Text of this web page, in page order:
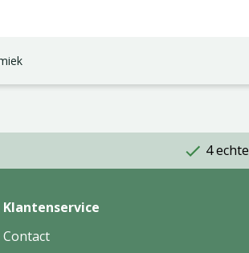
4 echte
Klantenservice
Contact